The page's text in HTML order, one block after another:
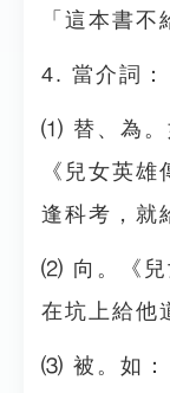
「這本書不
4. 當介詞：
⑴ 替、為。
《兒女英
逢科考，就
⑵ 向。《兒
在坑上給他
⑶ 被。如：